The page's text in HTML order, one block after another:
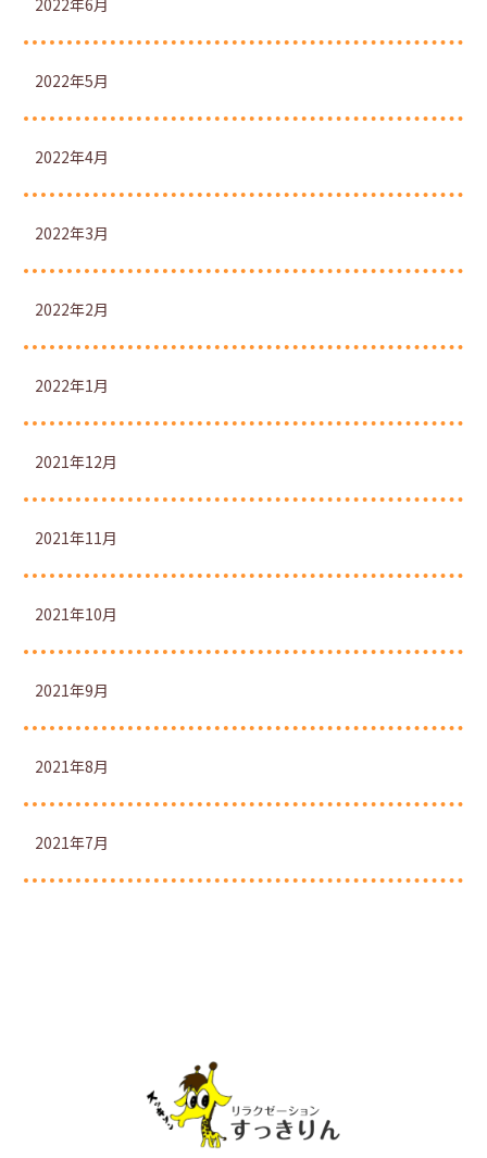
2022年6月
2022年5月
2022年4月
2022年3月
2022年2月
2022年1月
2021年12月
2021年11月
2021年10月
2021年9月
2021年8月
2021年7月